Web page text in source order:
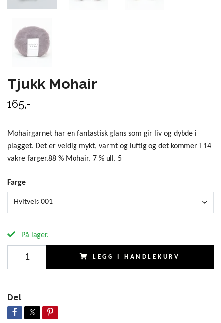
Tjukk Mohair
165,-
Mohairgarnet har en fantastisk glans som gir liv og dybde i
plagget. Det er veldig mykt, varmt og luftig og det kommer i 14
vakre farger.88 % Mohair, 7 % ull, 5
Farge
Hvitveis 001
På lager.
LEGG I HANDLEKURV
Del